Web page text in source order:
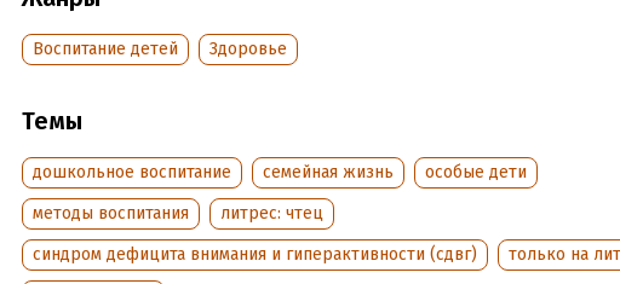
Дата поступления:9 января 2025
Воспитание детей Здоровье
Темы
дошкольное воспитание семейная жизнь
особые дети
методы воспитания
литрес: чтец
синдром дефицита внимания и гиперактивности (сдвг)
только на